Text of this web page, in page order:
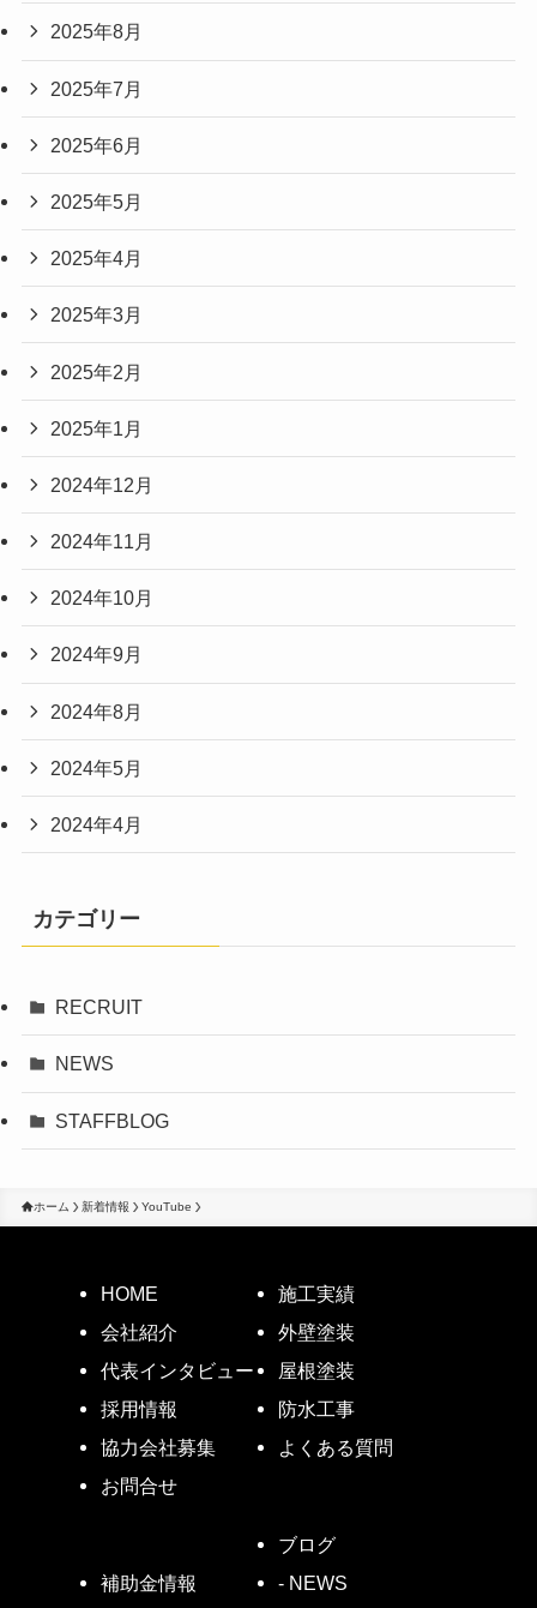
2025年8月
2025年7月
2025年6月
2025年5月
2025年4月
2025年3月
2025年2月
2025年1月
2024年12月
2024年11月
2024年10月
2024年9月
2024年8月
2024年5月
2024年4月
カテゴリー
RECRUIT
NEWS
STAFFBLOG
ホーム 新着情報 YouTube
HOME
会社紹介
代表インタビュー
採用情報
協力会社募集
お問合せ
施工実績
外壁塗装
屋根塗装
防水工事
よくある質問
補助金情報
ブログ
- NEWS